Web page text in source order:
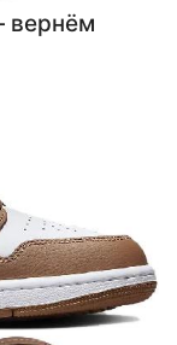
вернём